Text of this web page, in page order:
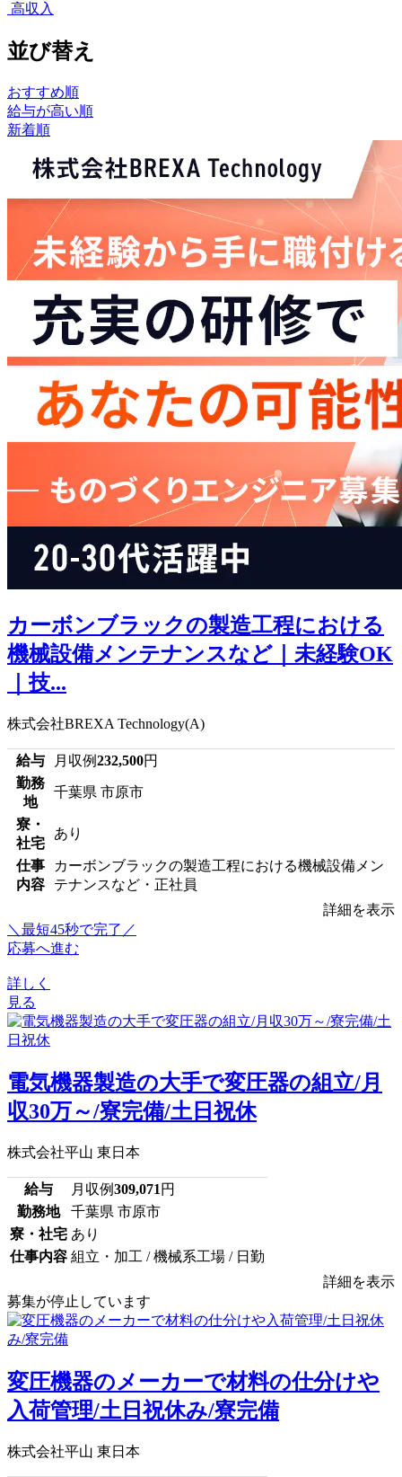
高収入
並び替え
おすすめ順
給与が高い順
新着順
カーボンブラックの製造工程における
機械設備メンテナンスなど｜未経験OK
｜技...
株式会社BREXA Technology(A)
給与 月収例232,500円
勤務
地
千葉県 市原市
寮・
社宅
あり
仕事
内容
カーボンブラックの製造工程における機械設備メン
テナンスなど・正社員
詳細を表示
＼最短45秒で完了／
応募へ進む
詳しく
見る
電気機器製造の大手で変圧器の組立/月
収30万～/寮完備/土日祝休
株式会社平山 東日本
給与 月収例309,071 円
勤務地
千葉県 市原市
寮・社宅 あり
仕事内容 組立・加工 / 機械系工場 / 日勤
詳細を表示
募集が停止しています
変圧機器のメーカーで材料の仕分けや
入荷管理/土日祝休み/寮完備
株式会社平山 東日本